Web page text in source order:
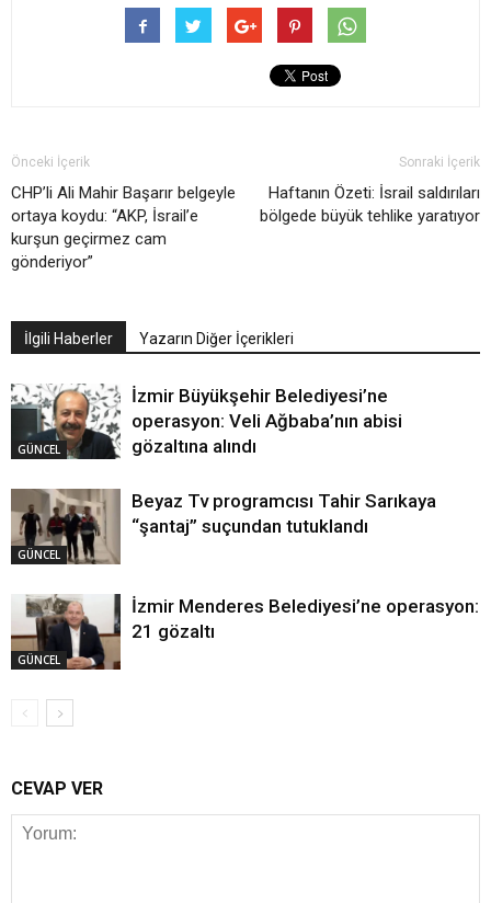
Önceki İçerik
CHP’li Ali Mahir Başarır belgeyle
ortaya koydu: “AKP, İsrail’e
kurşun geçirmez cam
gönderiyor”
Sonraki İçerik
Haftanın Özeti: İsrail saldırıları
bölgede büyük tehlike yaratıyor
İlgili Haberler Yazarın Diğer İçerikleri
GÜNCEL
İzmir Büyükşehir Belediyesi’ne
operasyon: Veli Ağbaba’nın abisi
gözaltına alındı
GÜNCEL
Beyaz Tv programcısı Tahir Sarıkaya
“şantaj” suçundan tutuklandı
GÜNCEL
İzmir Menderes Belediyesi’ne operasyon:
21 gözaltı
CEVAP VER